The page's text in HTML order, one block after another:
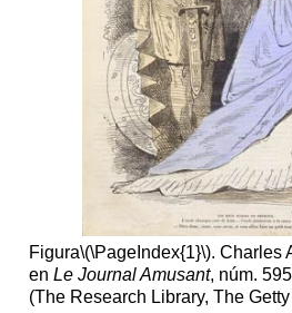
Figura\(\PageIndex{1}\). Charles
en Le Journal Amusant, núm.
(The Research Library, The